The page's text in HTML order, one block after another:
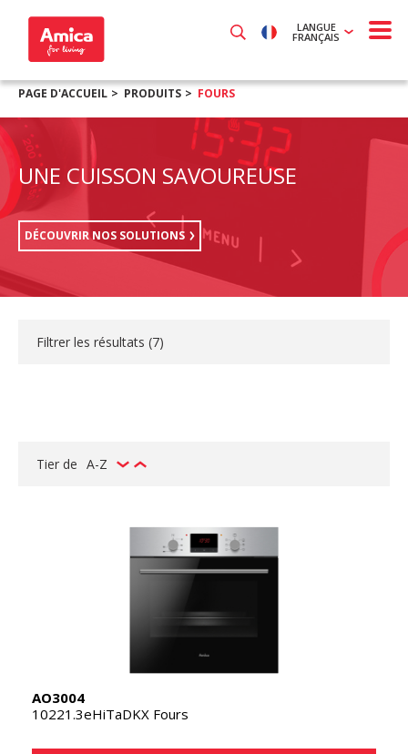
LANGUE
FRANÇAIS
PAGE D'ACCUEIL PRODUITS FOURS
UNE CUISSON SAVOUREUSE
DÉCOUVRIR NOS SOLUTIONS
Filtrer les résultats (7)
Tier de A-Z
AO3004
10221.3eHiTaDKX Fours